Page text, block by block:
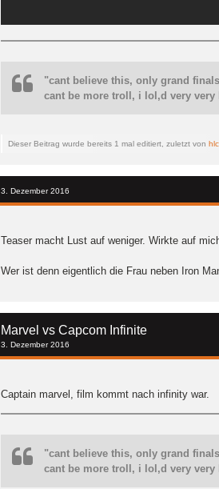
"cant believe this, only grand
cant be more troll, i lol,d very very
Dieser Beitrag wurde bereits 1 mal editiert, zuletzt von
3. Dezember 2016
Teaser macht Lust auf weniger. Wirkte auf
Wer ist denn eigentlich die Frau neben Iron
Marvel vs Capcom Infinite
3. Dezember 2016
Captain marvel, film kommt nach infinity war.
"cant believe this, only grand
cant be more troll, i lol,d very very